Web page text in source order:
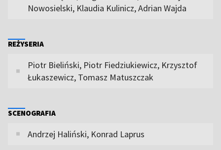
Nowosielski, Klaudia Kulinicz, Adrian Wajda
REŻYSERIA
Piotr Bieliński, Piotr Fiedziukiewicz, Krzysztof
Łukaszewicz, Tomasz Matuszczak
SCENOGRAFIA
Andrzej Haliński, Konrad Laprus